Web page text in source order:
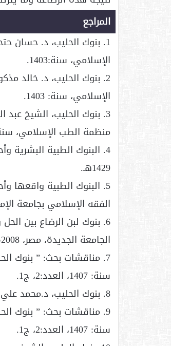
المراجع
الإسلامي، سنة:1403.
الإسلامي، سنة: 1403.
منظمة الطب الإسلامي، سنة:
1429هـ.
5. البنوك الطبية واقعها
الفقه الإسلامي بجامعة الإمام
6. بنوك لبن الرضاع بين
الجامعة الجديدة، مصر، 2008م.
7. مناقشات بحث: ” بنوك
سنة: 1407، العدد:2، ج1.
8. بنوك الحليب، د.محمد علي البار، مجلةمجمع الفقه الإسلامي الدولي، سنة: 1407، العدد:2: ج1.
9. مناقشات بحث: ” بنوك
سنة: 1407، العدد:2، ج1.